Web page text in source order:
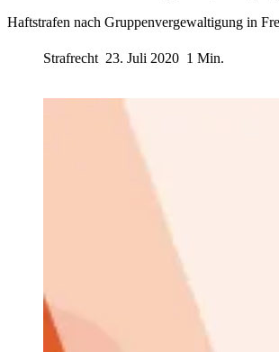
Haftstrafen nach Gruppenvergewaltigung in
Strafrecht 23. Juli 2020 1 Min.